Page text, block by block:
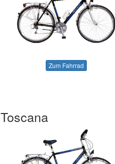
Zum Fahrrad
Toscana